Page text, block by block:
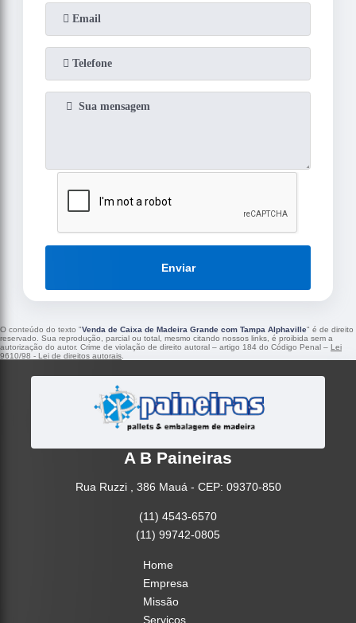
Enviar
O conteúdo do texto "Venda de Caixa de Madeira Grande com Tampa Alphaville" é de direito
reservado. Sua reprodução, parcial ou total, mesmo citando nossos links, é proibida sem a
autorização do autor. Crime de violação de direito autoral – artigo 184 do Código Penal – Lei
9610/98 - Lei de direitos autorais.
A B Paineiras
Rua Ruzzi , 386 Mauá - CEP: 09370-850
(11) 4543-6570
(11) 99742-0805
Home
Empresa
Missão
Serviços